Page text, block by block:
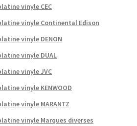
vinyle CEC
vinyle Continental Edison
vinyle DENON
vinyle DUAL
vinyle JVC
vinyle KENWOOD
vinyle MARANTZ
vinyle Marques diverses